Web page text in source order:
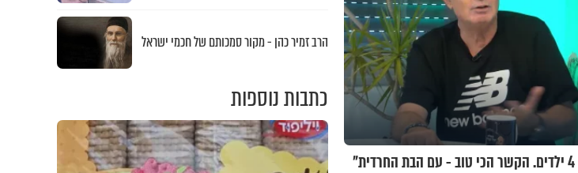
הרב זמיר כהן - מקור סמכותם של חכמי ישראל
כתבות נוספות